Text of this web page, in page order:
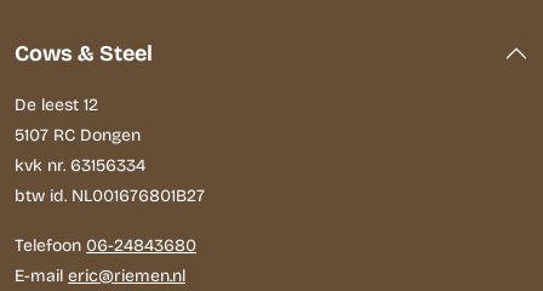
Cows & Steel
De leest 12
5107 RC Dongen
kvk nr. 63156334
btw id. NL001676801B27
Telefoon 06-24843680
E-mail eric@riemen.nl